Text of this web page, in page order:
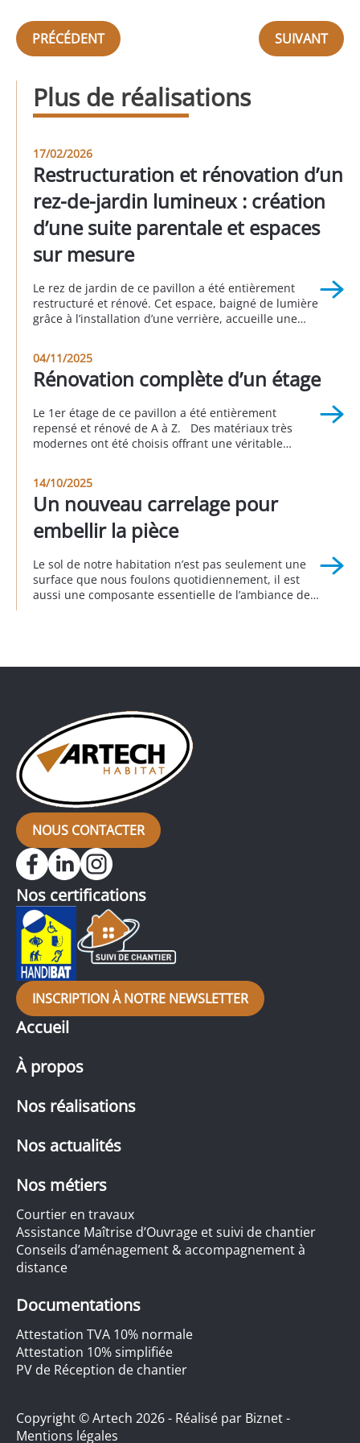
PRÉCÉDENT SUIVANT
Plus de réalisations
17/02/2026
Restructuration et rénovation d’un
rez-de-jardin lumineux : création
d’une suite parentale et espaces
sur mesure
Le rez de jardin de ce pavillon a été entièrement
restructuré et rénové. Cet espace, baigné de lumière
grâce à l’installation d’une verrière, accueille une
chambre et une autre salle d’eau. Cette réalisation a
été faite en partenariat avec Sophie […]
04/11/2025
Rénovation complète d’un étage
Le 1er étage de ce pavillon a été entièrement
repensé et rénové de A à Z. Des matériaux très
modernes ont été choisis offrant une véritable
rendu global de ce projet. Réalisation à Longjumeau
au 3eme trimestre 2025
14/10/2025
Un nouveau carrelage pour
embellir la pièce
Le sol de notre habitation n’est pas seulement une
surface que nous foulons quotidiennement, il est
aussi une composante essentielle de l’ambiance de
lequel l’ancien carrelage a été remplacé […]
NOUS CONTACTER
Accueil
À propos
Nos réalisations
Nos actualités
Nos métiers
Courtier en travaux
Assistance Maîtrise d’Ouvrage et suivi de chantier
Conseils d’aménagement & accompagnement à
distance
Documentations
Attestation TVA 10% normale
Attestation 10% simplifiée
PV de Réception de chantier
Nos certifications
INSCRIPTION À NOTRE NEWSLETTER
Copyright © Artech 2026 - Réalisé par Biznet-
Mentions légales